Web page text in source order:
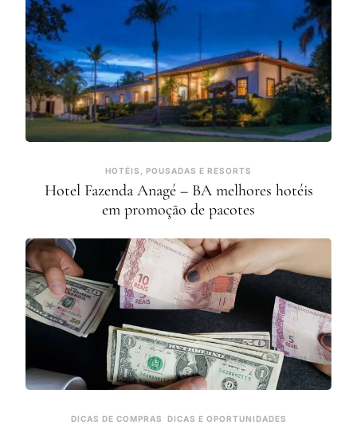
HOTÉIS, POUSADAS E RESORTS
Hotel Fazenda Anagé – BA melhores hotéis
em promoção de pacotes
DICAS DE COMPRAS DICAS E OPORTUNIDADES